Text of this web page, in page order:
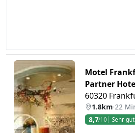
Motel
Partner
60320
1.8km·22
8,7/10 Sehr gut